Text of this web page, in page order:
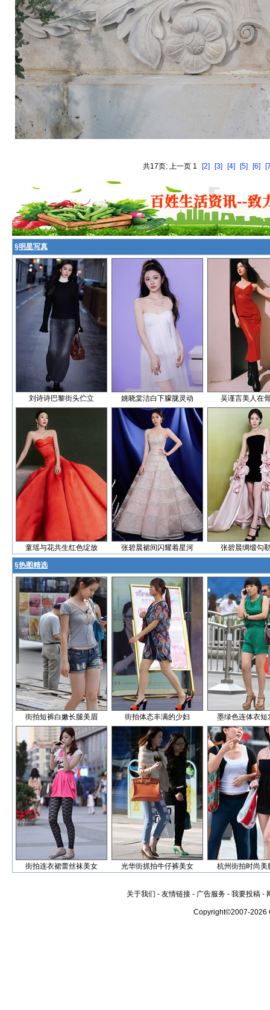
共17页: 上一页 1 [2] [3] [4] [5] [6]
§明星写真
刘诗诗巴黎街头伫立 姚晓棠洁白下朦胧灵动 吴谨言美人在
童瑶与花共生红色绽放 张碧晨裙间闪耀着星河 张碧晨绸缎勾
§热图精选
街拍短裤白嫩长腿美眉 街拍体态丰满的少妇 墨绿色连体衣短
街拍连衣裙蕾丝袜美女 光华街抓拍牛仔裤美女 杭州街拍时尚美
关于我们 - 友情链接 - 广告服务 - 我要投稿 -
Copyright©2007-2026